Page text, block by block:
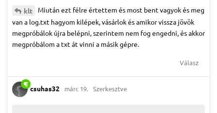
klt
Miután ezt félre értettem és most bent vagyok és meg
van a log.txt hagyom kilépek, vásárlok és amikor vissza jövök
megpróbálok újra belépni, szerintem nem fog engedni, és akkor
megpróbálom a txt át vinni a másik gépre.
Válasz
csuhas32 márc 19. Szerkesztve